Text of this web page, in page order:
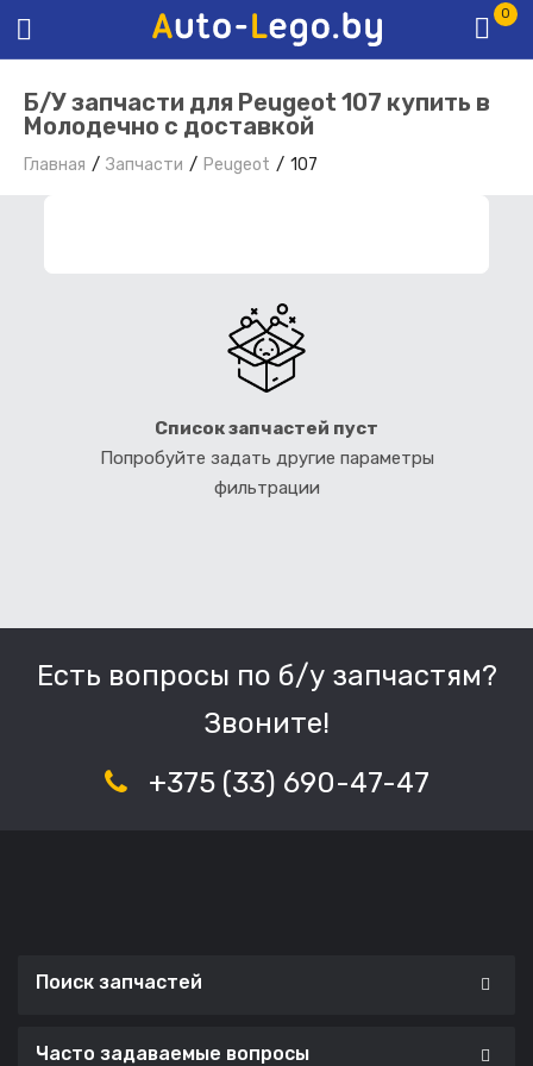
0
Б/У запчасти для Peugeot 107 купить в
Молодечно с доставкой
Главная Запчасти Peugeot 107
Список запчастей пуст
Попробуйте задать другие параметры
фильтрации
Есть вопросы по б/у запчастям?
Звоните!
+375 (33) 690-47-47
Поиск запчастей
Часто задаваемые вопросы